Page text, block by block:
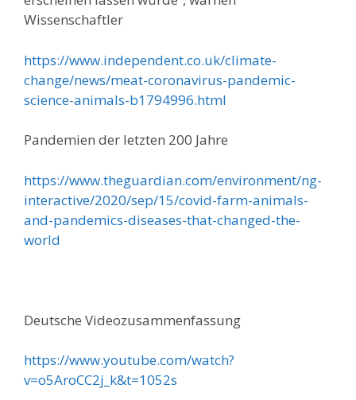
Wissenschaftler
https://www.independent.co.uk/climate-
change/news/meat-coronavirus-pandemic-
science-animals-b1794996.html
Pandemien der letzten 200 Jahre
https://www.theguardian.com/environment/ng-
interactive/2020/sep/15/covid-farm-animals-
and-pandemics-diseases-that-changed-the-
world
Deutsche Videozusammenfassung
https://www.youtube.com/watch?
v=o5AroCC2j_k&t=1052s